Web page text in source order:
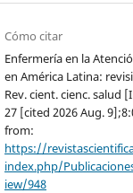
Cómo citar
Enfermería en la
en América Latina:
Rev. cient. cienc. salud
27 [cited 2026 Aug.
from:
https://
index.php/
iew/948